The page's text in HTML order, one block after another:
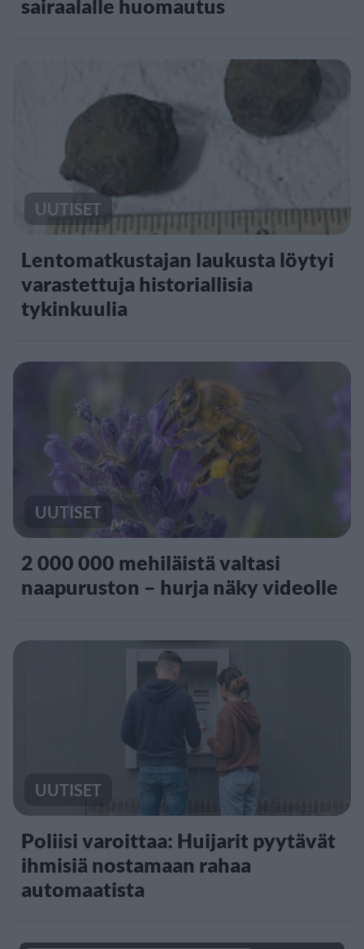
sairaalalle huomautus
UUTISET
Lentomatkustajan laukusta löytyi
varastettuja historiallisia
tykinkuulia
UUTISET
2 000 000 mehiläistä valtasi
naapuruston – hurja näky videolle
UUTISET
Poliisi varoittaa: Huijarit pyytävät
ihmisiä nostamaan rahaa
automaatista